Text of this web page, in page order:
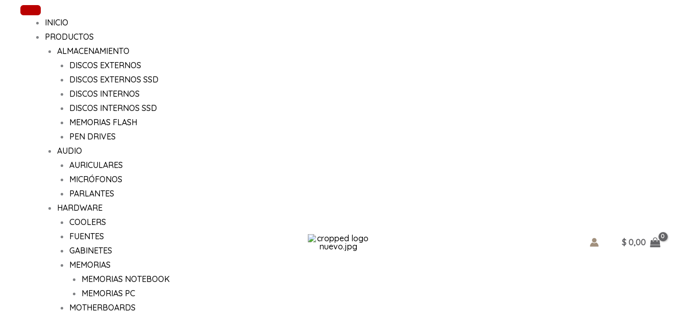
contenido
INICIO
PRODUCTOS
ALMACENAMIENTO
DISCOS EXTERNOS
DISCOS EXTERNOS SSD
DISCOS INTERNOS
DISCOS INTERNOS SSD
MEMORIAS FLASH
PEN DRIVES
AUDIO
AURICULARES
MICRÓFONOS
PARLANTES
HARDWARE
COOLERS
FUENTES
GABINETES
MEMORIAS
MEMORIAS NOTEBOOK
MEMORIAS PC
MOTHERBOARDS
$0,00